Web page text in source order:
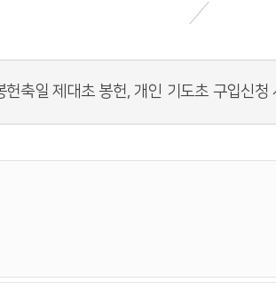
헌축일 제대초 봉헌, 개인 기도초 구입신청